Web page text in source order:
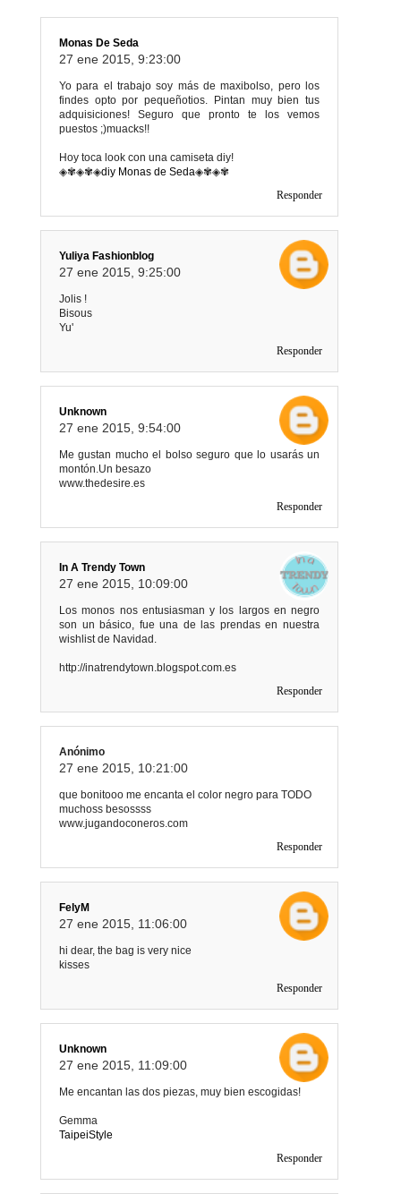
Monas De Seda
27 ene 2015, 9:23:00
Yo para el trabajo soy más de maxibolso, pero los
findes opto por pequeñotios. Pintan muy bien tus
adquisiciones! Seguro que pronto te los vemos
puestos ;)muacks!!
Hoy toca look con una camiseta diy!
◈✾◈✾◈diy Monas de Seda◈✾◈✾
Responder
Yuliya Fashionblog
27 ene 2015, 9:25:00
Jolis !
Bisous
Yu'
Responder
Unknown
27 ene 2015, 9:54:00
Me gustan mucho el bolso seguro que lo usarás un
montón.Un besazo
www.thedesire.es
Responder
In A Trendy Town
27 ene 2015, 10:09:00
Los monos nos entusiasman y los largos en negro
son un básico, fue una de las prendas en nuestra
wishlist de Navidad.
http://inatrendytown.blogspot.com.es
Responder
Anónimo
27 ene 2015, 10:21:00
que bonitooo me encanta el color negro para TODO
muchoss besossss
www.jugandoconeros.com
Responder
FelyM
27 ene 2015, 11:06:00
hi dear, the bag is very nice
kisses
Responder
Unknown
27 ene 2015, 11:09:00
Me encantan las dos piezas, muy bien escogidas!
Gemma
TaipeiStyle
Responder